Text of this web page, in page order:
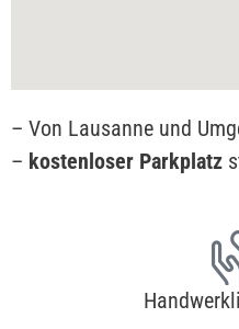
– Von Lausanne und
– kostenloser Parkplatz